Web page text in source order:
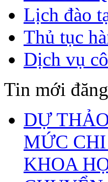
Lịch đào
Thủ tục
Dịch vụ
Tin mới đăng
DỰ
MỨC
KHOA